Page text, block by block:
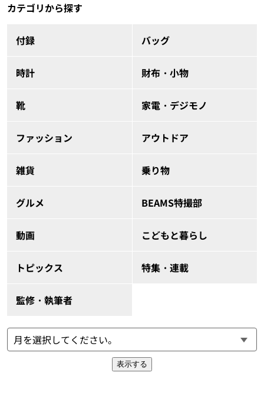
カテゴリから探す
付録 バッグ
時計 財布・小物
靴 家電・デジモノ
ファッション アウトドア
雑貨 乗り物
グルメ BEAMS特撮部
動画 こどもと暮らし
トピックス 特集・連載
監修・執筆者
表示する